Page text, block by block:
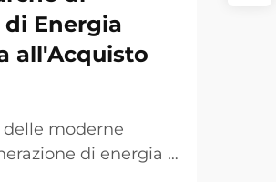
Energia
all'Acquisto
moderne
di energia Il